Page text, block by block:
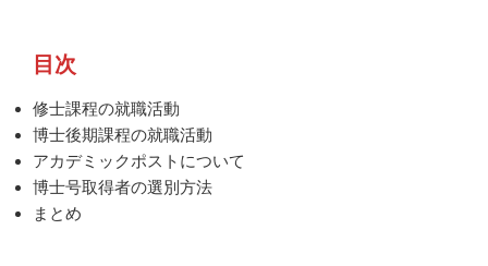
目次
修士課程の就職活動
博士後期課程の就職活動
アカデミックポストについて
博士号取得者の選別方法
まとめ